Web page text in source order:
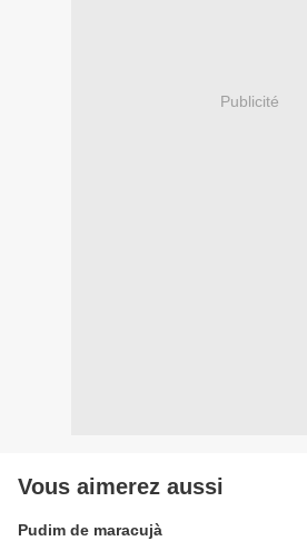
Publicité
Vous aimerez aussi
Pudim de maracujà